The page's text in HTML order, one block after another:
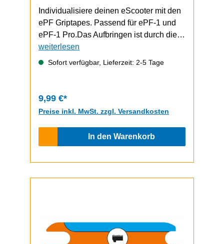
Individualisiere deinen eScooter mit den
ePF Griptapes. Passend für ePF-1 und
ePF-1 Pro.Das Aufbringen ist durch die
selbstklebende Unterseite schnell und
einfach durchzuführen.ePF-1 / ePF-1
weiterlesen
Sofort verfügbar, Lieferzeit: 2-5 Tage
9,99 €*
Preise inkl. MwSt. zzgl. Versandkosten
In den Warenkorb